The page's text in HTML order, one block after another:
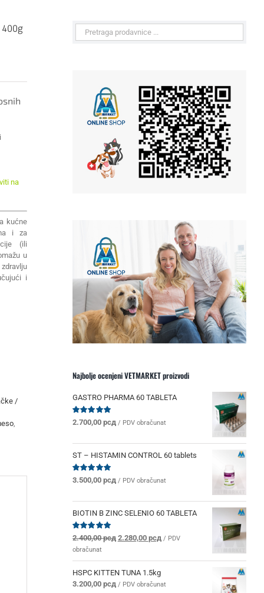
400g
na
kućne
i za
(ili
u
i
/
Najbolje ocenjeni VETMARKET proizvodi
GASTRO PHARMA 60 TABLETA
Ocenjeno
od 5
2.700,00 рсд / PDV obračunat
ST – HISTAMIN CONTROL 60 tablets
Ocenjeno
od 5
3.500,00 рсд / PDV obračunat
BIOTIN B ZINC SELENIO 60 TABLETA
Ocenjeno
sa
5.00 od 5
2.400,00рсд Originalna
je
bila:
2.400,00 рсд.
2.280,00 рсдTrenutna
je:
2.280,00 рсд.
/ PDV
obračunat
HSPC KITTEN TUNA 1.5kg
3.200,00 рсд / PDV obračunat